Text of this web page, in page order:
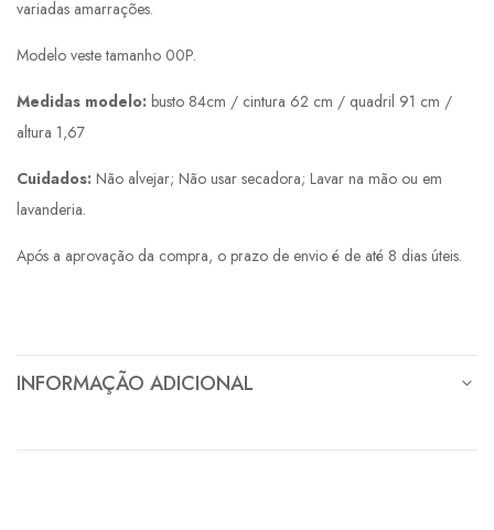
variadas amarrações.
Modelo veste tamanho 00P.
Medidas modelo: busto 84cm / cintura 62 cm / quadril 91 cm /
altura 1,67
Cuidados: Não alvejar; Não usar secadora; Lavar na mão ou em
lavanderia.
Após a aprovação da compra, o prazo de envio é de até 8 dias úteis.
INFORMAÇÃO ADICIONAL